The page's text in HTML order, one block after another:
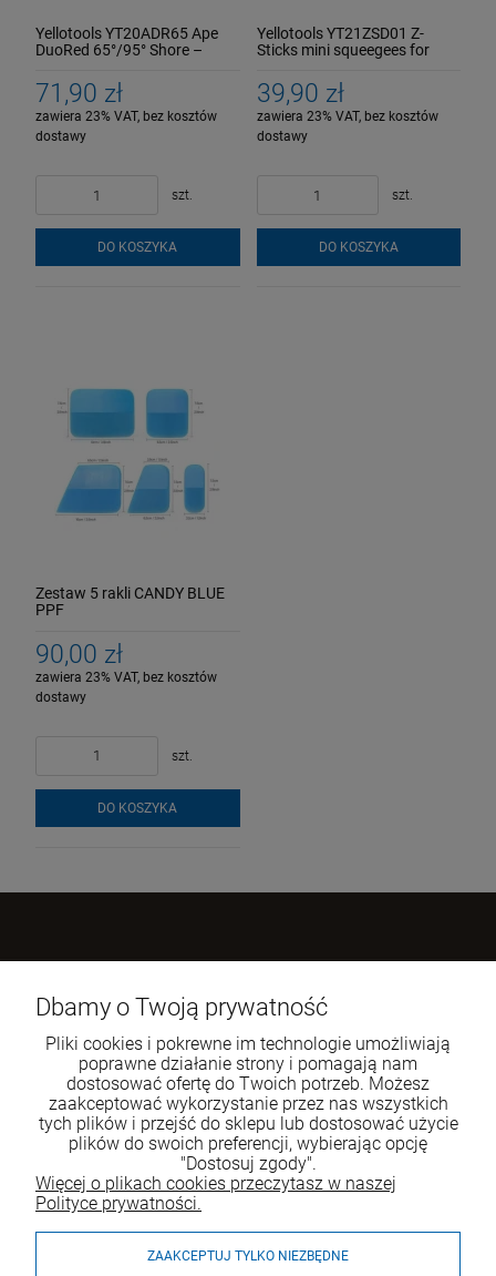
Yellotools YT20ADR65 Ape
DuoRed 65°/95° Shore –
silikonowa rakla PPF
71,90 zł
zawiera 23% VAT, bez kosztów
dostawy
szt.
DO KOSZYKA
Yellotools YT21ZSD01 Z-
Sticks mini squeegees for
rakle do foliowania PPF
39,90 zł
zawiera 23% VAT, bez kosztów
dostawy
szt.
DO KOSZYKA
Zestaw 5 rakli CANDY BLUE
PPF
90,00 zł
zawiera 23% VAT, bez kosztów
dostawy
szt.
DO KOSZYKA
Kwidzyńska 4
51-416 Wrocław
Tel.:
+48 500 600 410
E-mail:
biuro@wrapster.pl
Płatności i dostawa
Dbamy o Twoją prywatność
Pliki cookies i pokrewne im technologie umożliwiają
poprawne działanie strony i pomagają nam
dostosować ofertę do Twoich potrzeb. Możesz
zaakceptować wykorzystanie przez nas wszystkich
tych plików i przejść do sklepu lub dostosować użycie
plików do swoich preferencji, wybierając opcję
"Dostosuj zgody".
Więcej o plikach cookies przeczytasz w naszej
Polityce prywatności.
ZAAKCEPTUJ TYLKO NIEZBĘDNE